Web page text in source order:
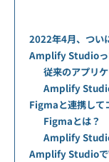
2022年4月、つ
Amplify Studioっ
従来のアプリ
Amplify
Figmaと連携して
Figmaとは？
Amplify
Amplify Studioで